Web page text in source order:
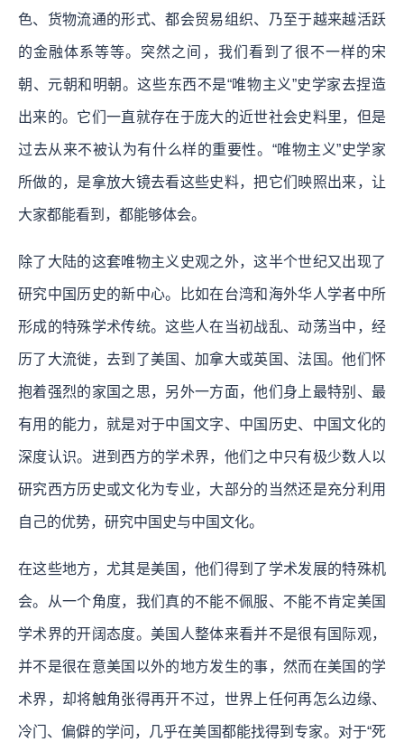
色、货物流通的形式、都会贸易组织、乃至于越来越活跃
的金融体系等等。突然之间，我们看到了很不一样的宋
朝、元朝和明朝。这些东西不是“唯物主义”史学家去捏造
出来的。它们一直就存在于庞大的近世社会史料里，但是
过去从来不被认为有什么样的重要性。“唯物主义”史学家
所做的，是拿放大镜去看这些史料，把它们映照出来，让
大家都能看到，都能够体会。
除了大陆的这套唯物主义史观之外，这半个世纪又出现了
研究中国历史的新中心。比如在台湾和海外华人学者中所
形成的特殊学术传统。这些人在当初战乱、动荡当中，经
历了大流徙，去到了美国、加拿大或英国、法国。他们怀
抱着强烈的家国之思，另外一方面，他们身上最特别、最
有用的能力，就是对于中国文字、中国历史、中国文化的
深度认识。进到西方的学术界，他们之中只有极少数人以
研究西方历史或文化为专业，大部分的当然还是充分利用
自己的优势，研究中国史与中国文化。
在这些地方，尤其是美国，他们得到了学术发展的特殊机
会。从一个角度，我们真的不能不佩服、不能不肯定美国
学术界的开阔态度。美国人整体来看并不是很有国际观，
并不是很在意美国以外的地方发生的事，然而在美国的学
术界，却将触角张得再开不过，世界上任何再怎么边缘、
冷门、偏僻的学问，几乎在美国都能找得到专家。对于“死